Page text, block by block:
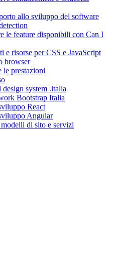
allo sviluppo del software
le feature disponibili con Can I
e risorse per CSS e JavaScript
browser
le prestazioni
system .italia
Bootstrap Italia
React
Angular
di sito e servizi